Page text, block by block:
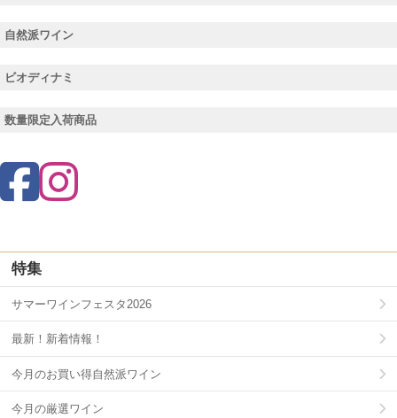
自然派ワイン
ビオディナミ
数量限定入荷商品
特集
サマーワインフェスタ2026
最新！新着情報！
今月のお買い得自然派ワイン
今月の厳選ワイン